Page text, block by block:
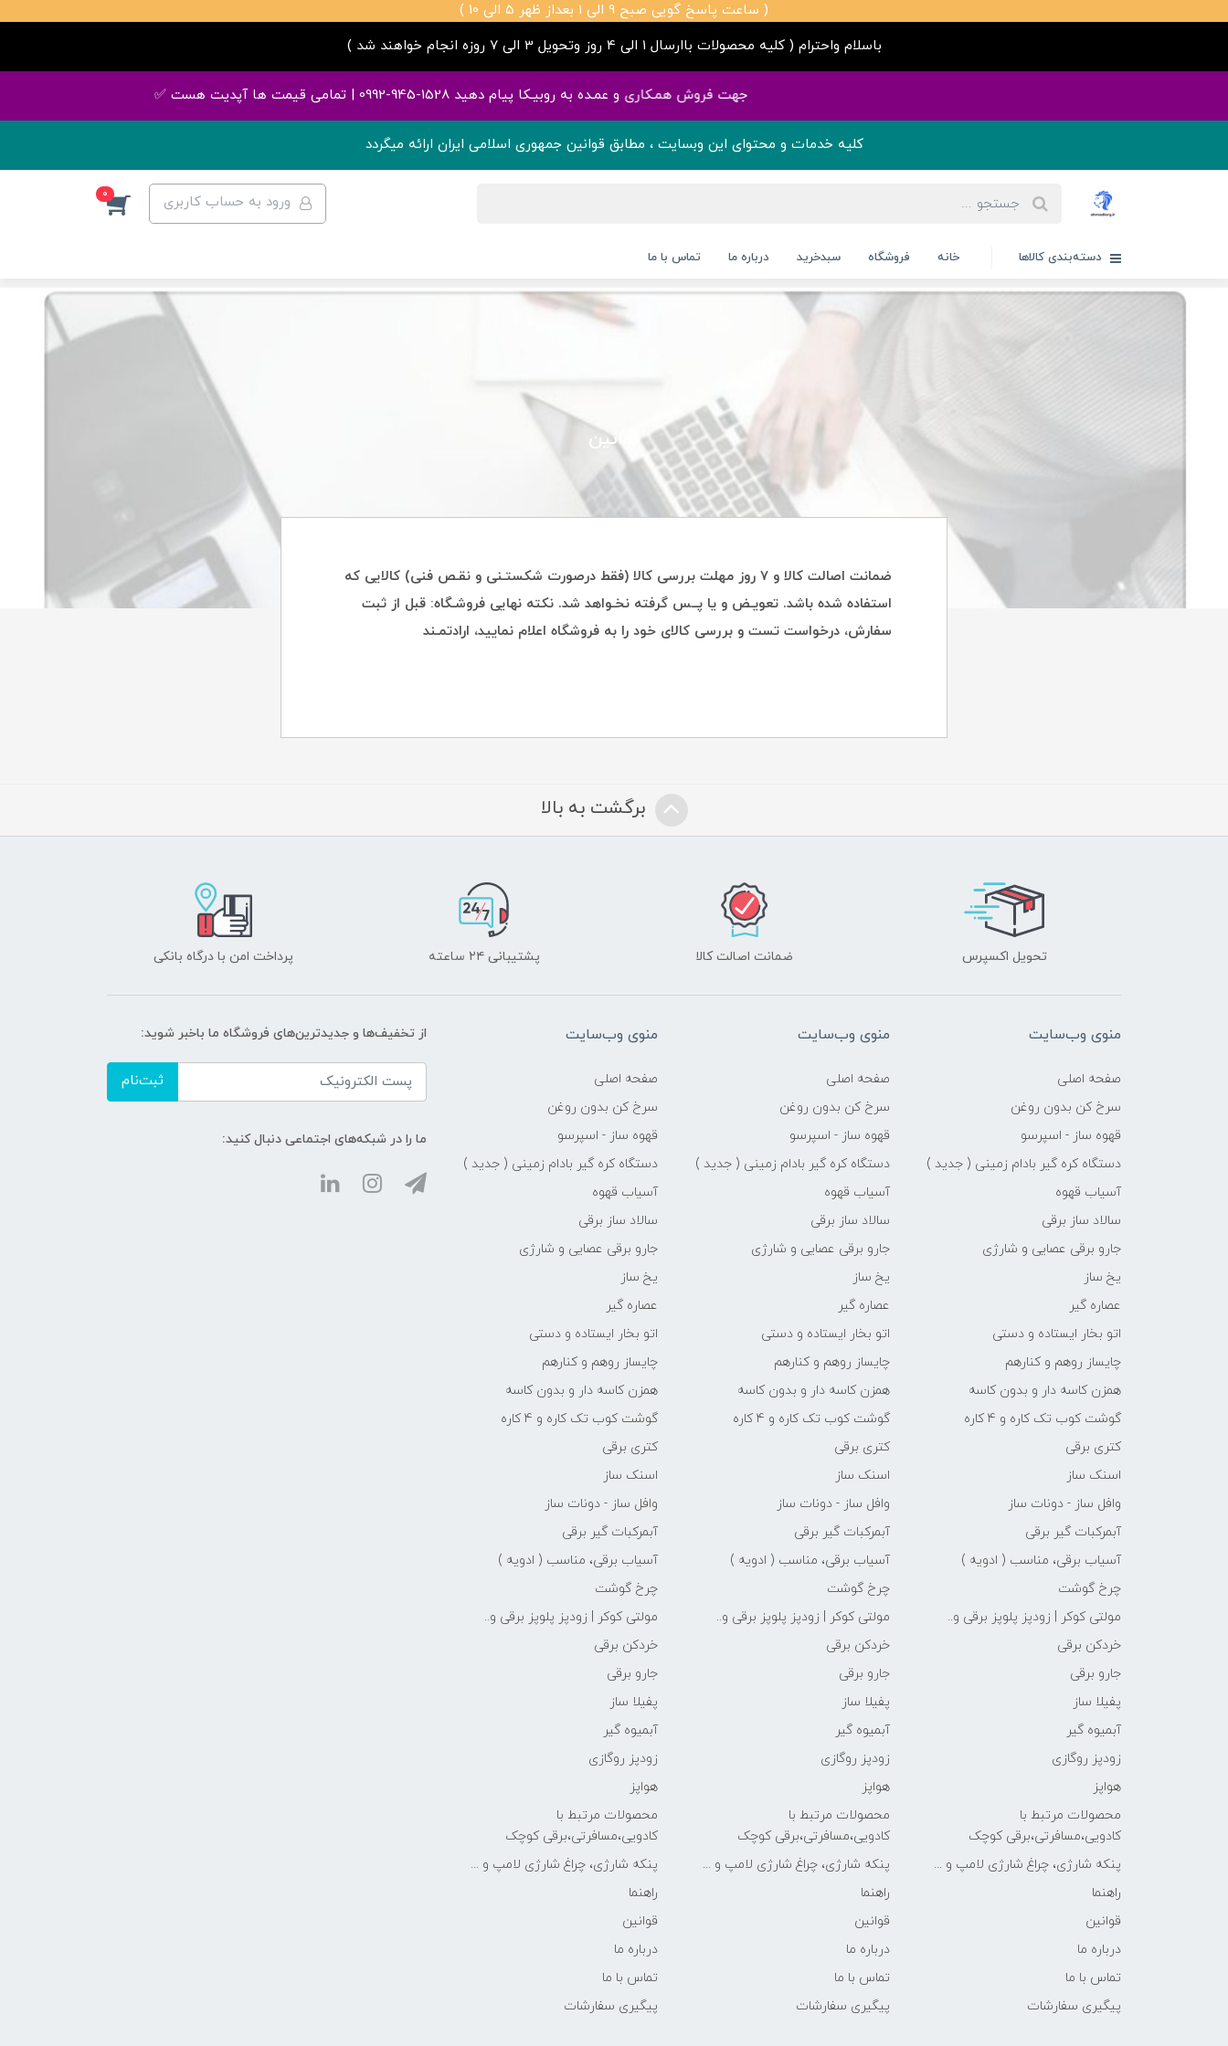
( ساعت پاسخ گویی صبح 9 الی 1 بعداز ظهر 5 الی 10 )
باسلام واحترام ( کلیه محصولات باارسال 1 الی 4 روز وتحویل 3 الی 7 روزه انجام خواهند شد )
جهت فروش همـکاری و عمـده به روبیـکا پیام دهید 1528-945-0992 | تمامی قیمت ها آپدیت هست ✅
کلیه خدمات و محتوای این وبسایت ، مطابق قوانین جمهوری اسلامی ایران ارائه میگردد
ورود به حساب کاربری 0
دسته‌بندی کالاها خانه فروشگاه سبدخرید درباره ما تماس با ما
قوانین
ضمانت اصالت کالا و 7 روز مهلت بررسی کالا (فقط درصورت شکستـنی و نقـص فنی) کالایی که
استفاده شده باشد. تعویـض و یا پــس گرفته نخـواهد شد. نکته نهایی فروشـگاه: قبل از ثبت
سفارش، درخواست تست و بررسی کالای خود را به فروشگاه اعلام نمایید، ارادتمـند
برگشت به بالا
تحویل اکسپرس ضمانت اصالت کالا پشتیبانی ۲۴ ساعته پرداخت امن با درگاه بانکی
منوی وب‌سایت
صفحه اصلی
سرخ کن بدون روغن
قهوه ساز - اسپرسو
دستگاه کره گیر بادام زمینی ( جدید )
آسیاب قهوه
سالاد ساز برقی
جارو برقی عصایی و شارژی
یخ ساز
عصاره گیر
اتو بخار ایستاده و دستی
چایساز روهم و کنارهم
همزن کاسه دار و بدون کاسه
گوشت کوب تک کاره و 4 کاره
کتری برقی
اسنک ساز
وافل ساز - دونات ساز
آبمرکبات گیر برقی
آسیاب برقی، مناسب ( ادویه )
چرخ گوشت
مولتی کوکر | زودپز پلوپز برقی و..
خردکن برقی
جارو برقی
پفیلا ساز
آبمیوه گیر
زودپز روگازی
هواپز
محصولات مرتبط با
کادویی،مسافرتی،برقی کوچک
پنکه شارژی، چراغ شارژی لامپ و ...
راهنما
قوانین
درباره ما
تماس با ما
پیگیری سفارشات
منوی وب‌سایت
صفحه اصلی
سرخ کن بدون روغن
قهوه ساز - اسپرسو
دستگاه کره گیر بادام زمینی ( جدید )
آسیاب قهوه
سالاد ساز برقی
جارو برقی عصایی و شارژی
یخ ساز
عصاره گیر
اتو بخار ایستاده و دستی
چایساز روهم و کنارهم
همزن کاسه دار و بدون کاسه
گوشت کوب تک کاره و 4 کاره
کتری برقی
اسنک ساز
وافل ساز - دونات ساز
آبمرکبات گیر برقی
آسیاب برقی، مناسب ( ادویه )
چرخ گوشت
مولتی کوکر | زودپز پلوپز برقی و..
خردکن برقی
جارو برقی
پفیلا ساز
آبمیوه گیر
زودپز روگازی
هواپز
محصولات مرتبط با
کادویی،مسافرتی،برقی کوچک
پنکه شارژی، چراغ شارژی لامپ و ...
راهنما
قوانین
درباره ما
تماس با ما
پیگیری سفارشات
منوی وب‌سایت
صفحه اصلی
سرخ کن بدون روغن
قهوه ساز - اسپرسو
دستگاه کره گیر بادام زمینی ( جدید )
آسیاب قهوه
سالاد ساز برقی
جارو برقی عصایی و شارژی
یخ ساز
عصاره گیر
اتو بخار ایستاده و دستی
چایساز روهم و کنارهم
همزن کاسه دار و بدون کاسه
گوشت کوب تک کاره و 4 کاره
کتری برقی
اسنک ساز
وافل ساز - دونات ساز
آبمرکبات گیر برقی
آسیاب برقی، مناسب ( ادویه )
چرخ گوشت
مولتی کوکر | زودپز پلوپز برقی و..
خردکن برقی
جارو برقی
پفیلا ساز
آبمیوه گیر
زودپز روگازی
هواپز
محصولات مرتبط با
کادویی،مسافرتی،برقی کوچک
پنکه شارژی، چراغ شارژی لامپ و ...
راهنما
قوانین
درباره ما
تماس با ما
پیگیری سفارشات
از تخفیف‌ها و جدیدترین‌های فروشگاه ما باخبر شوید:
ثبت‌نام
ما را در شبکه‌های اجتماعی دنبال کنید: